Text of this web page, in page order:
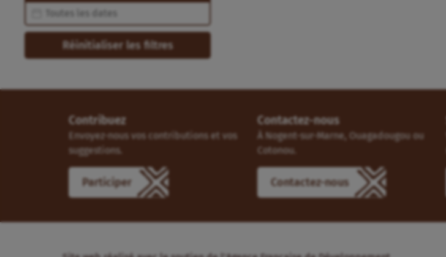
Date
Date
Réinitialiser les filtres
Contribuez
Envoyez-nous vos contributions et vos
suggestions.
Participer
Contactez-nous
À Nogent-sur-Marne, Ouagadougou ou
Cotonou.
Contactez-nous